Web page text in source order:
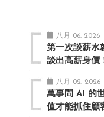
八月 06, 2026
第一次談薪水
談出高薪身價
八月 02, 2026
萬事問 AI 的
值才能抓住顧